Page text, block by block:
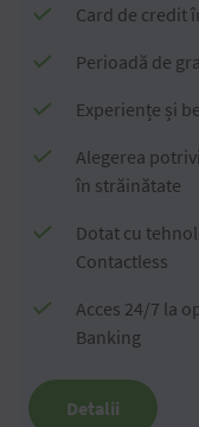
Card de credit
Perioadă de
Experiențe și
Alegerea
în străinătate
Dotat cu
Contactless
Acces 24/7 la
Banking
Detalii